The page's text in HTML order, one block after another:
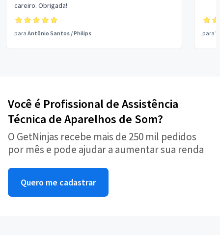
careiro. Obrigada!
para Antônio Santos /Philips para
Você é Profissional de Assistência
Técnica de Aparelhos de Som?
O GetNinjas recebe mais de 250 mil pedidos
por mês e pode ajudar a aumentar sua renda
Quero me cadastrar